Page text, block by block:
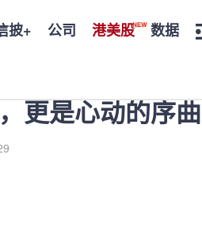
披+ 公司 港美股 数据
更是心动的序曲